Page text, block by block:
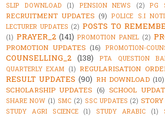
SLIP DOWNLOAD
(1) PENSION NEWS (2) PG
RECRUITMENT UPDATES (9) POLICE S.I
LECTURER UPDATES (2) POSTS TO
(1) PRAYER_2 (141) PROMOTION PANEL (2)
PROMOTION UPDATES (16) PROMOTION-
COUNSELLING_2 (138) PTA QUESTION
QUARTERLY EXAM (1) REGULARISATION
RESULT UPDATES (90) RH DOWNLOAD (10)
SCHOLARSHIP UPDATES (6) SCHOOL
SHARE NOW (1) SMC (2) SSC UPDATES (2) STORY
STUDY AGRI SCIENCE
(1) STUDY ARABIC (1)